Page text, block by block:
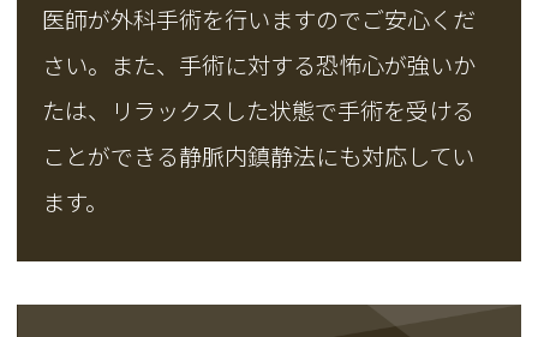
医師が外科手術を行いますのでご安心くだ
さい。また、手術に対する恐怖心が強いか
たは、リラックスした状態で手術を受ける
ことができる静脈内鎮静法にも対応してい
ます。